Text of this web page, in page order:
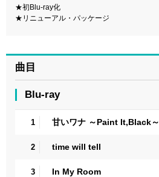
★初Blu-ray化
★リニューアル・パッケージ
曲目
Blu-ray
1 甘いワナ ～Paint It,Black～
2 time will tell
3 In My Room